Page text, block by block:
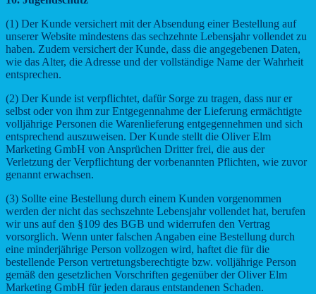
(1) Der Kunde versichert mit der Absendung einer Bestellung auf
unserer Website mindestens das sechzehnte Lebensjahr vollendet zu
haben. Zudem versichert der Kunde, dass die angegebenen Daten,
wie das Alter, die Adresse und der vollständige Name der Wahrheit
entsprechen.
(2) Der Kunde ist verpflichtet, dafür Sorge zu tragen, dass nur er
selbst oder von ihm zur Entgegennahme der Lieferung ermächtigte
volljährige Personen die Warenlieferung entgegennehmen und sich
entsprechend auszuweisen. Der Kunde stellt die Oliver Elm
Marketing GmbH von Ansprüchen Dritter frei, die aus der
Verletzung der Verpflichtung der vorbenannten Pflichten, wie zuvor
genannt erwachsen.
(3) Sollte eine Bestellung durch einem Kunden vorgenommen
werden der nicht das sechszehnte Lebensjahr vollendet hat, berufen
wir uns auf den §109 des BGB und widerrufen den Vertrag
vorsorglich. Wenn unter falschen Angaben eine Bestellung durch
eine minderjährige Person vollzogen wird, haftet die für die
bestellende Person vertretungsberechtigte bzw. volljährige Person
gemäß den gesetzlichen Vorschriften gegenüber der Oliver Elm
Marketing GmbH für jeden daraus entstandenen Schaden.